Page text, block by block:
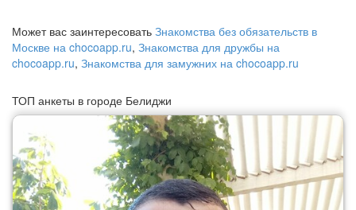
Может вас заинтересовать Знакомства без обязательств в
Москве на chocoapp.ru, Знакомства для дружбы на
chocoapp.ru, Знакомства для замужних на chocoapp.ru
ТОП анкеты в городе Белиджи